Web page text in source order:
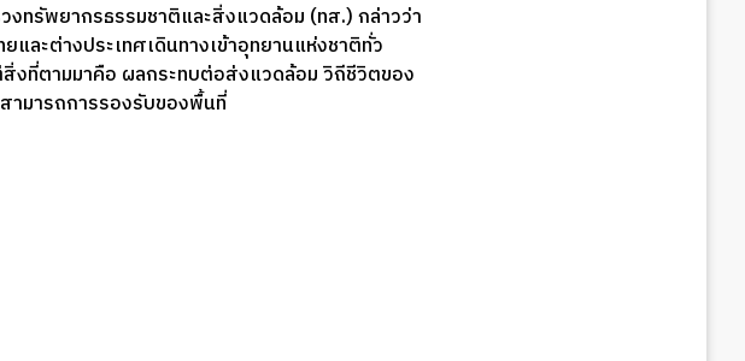
ทรัพยากรธรรมชาติและสิ่งแวดล้อม (ทส.) กล่าวว่า
ละต่างประเทศเดินทางเข้าอุทยานแห่งชาติทั่ว
งที่ตามมาคือ ผลกระทบต่อส่งแวดล้อม วิถีชีวิตของ
ามารถการรองรับของพื้นที่